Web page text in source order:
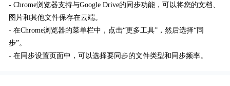
- Chrome浏览器支持与Google Drive的同步功能，可以将您的文档、
图片和其他文件保存在云端。
- 在Chrome浏览器的菜单栏中，点击“更多工具”，然后选择“同
步”。
- 在同步设置页面中，可以选择要同步的文件类型和同步频率。